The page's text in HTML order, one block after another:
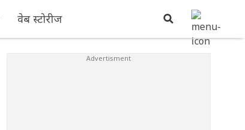
वेब स्टोरीज